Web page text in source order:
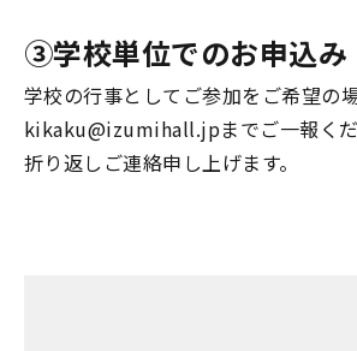
③学校単位でのお申込み
学校の行事としてご参加をご希望の場
kikaku@izumihall.jpまでご一報く
折り返しご連絡申し上げます。